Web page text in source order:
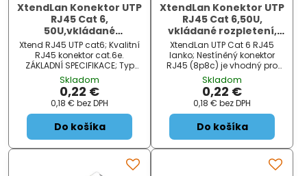
XtendLan Konektor UTP
RJ45 Cat 6,
50U,vkládané
rozpletení, drát
Xtend RJ45 UTP cat6; Kvalitní
RJ45 konektor cat.6e.
ZÁKLADNÍ SPECIFIKACE; Typ
konektoru: RJ45; Kategorie:
cat.6; Provedení: drát...
Skladom
0,22 €
0,18 € bez DPH
Do košíka
XtendLan Konektor UTP
RJ45 Cat 6,50U,
vkládané rozpletení,
lanko
XtendLan UTP Cat 6 RJ45
lanko; Nestíněný konektor
RJ45 (8p8c) je vhodný pro
zakončení kabelů
strukturované kabeláže.
ZÁKLADNÍ SPECIFIKACE; Typ
konektoru: RJ45; Kategorie:...
Skladom
0,22 €
0,18 € bez DPH
Do košíka